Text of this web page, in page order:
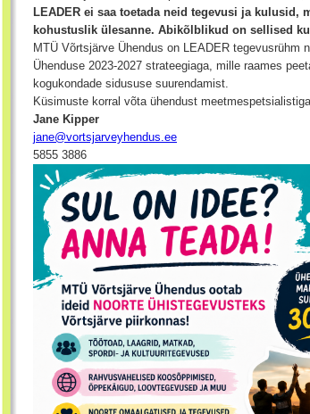
LEADER ei saa toetada neid tegevusi ja
kohustuslik ülesanne. Abikõlblikud on sellised
MTÜ Võrtsjärve Ühendus on LEADER tegevusrühm
Ühenduse 2023-2027 strateegiaga, mille raames
kogukondade sidususe suurendamist.
Küsimuste korral võta ühendust
Jane Kipper
jane@vortsjarveyhendus.ee
5855 3886